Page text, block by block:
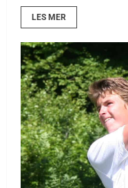
LES MER